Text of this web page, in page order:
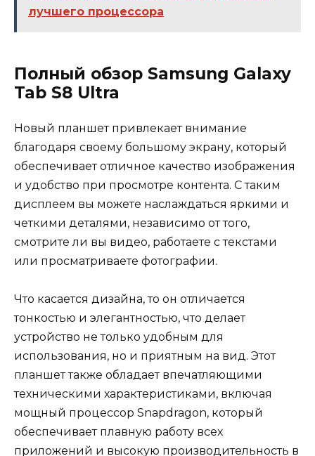
лучшего процессора
Полный обзор Samsung Galaxy
Tab S8 Ultra
Новый планшет привлекает внимание
благодаря своему большому экрану, который
обеспечивает отличное качество изображения
и удобство при просмотре контента. С таким
дисплеем вы можете наслаждаться яркими и
четкими деталями, независимо от того,
смотрите ли вы видео, работаете с текстами
или просматриваете фотографии.
Что касается дизайна, то он отличается
тонкостью и элегантностью, что делает
устройство не только удобным для
использования, но и приятным на вид. Этот
планшет также обладает впечатляющими
техническими характеристиками, включая
мощный процессор Snapdragon, который
обеспечивает плавную работу всех
приложений и высокую производительность в